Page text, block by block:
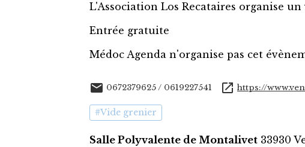
L'Association Los Recataires organise
Entrée gratuite
Médoc Agenda n'organise pas cet
0672379625 / 0619227541 https://
#Vide grenier
Salle Polyvalente de Montalivet 33930